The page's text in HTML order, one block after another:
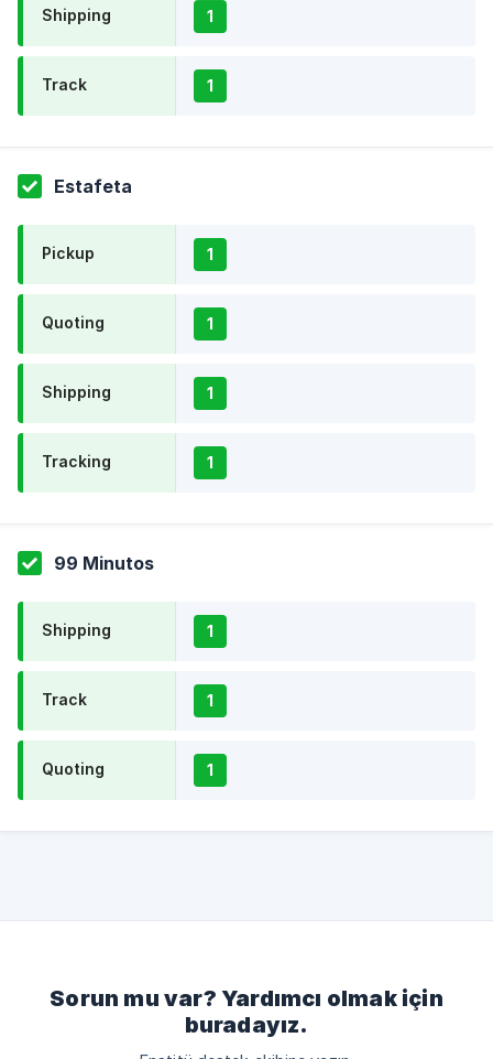
Shipping 1
Track 1
Estafeta
Pickup 1
Quoting 1
Shipping 1
Tracking 1
99 Minutos
Shipping 1
Track 1
Quoting 1
Sorun mu var? Yardımcı olmak için
buradayız.